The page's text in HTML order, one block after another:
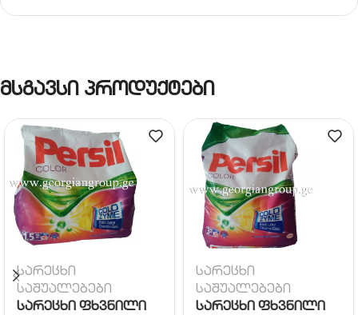
მსგავსი პროდუქტები
სარეცხი
საშუალებები
სარეცხი ფხვნილი
სარეცხი
საშუალებები
სარეცხი ფხვნილი